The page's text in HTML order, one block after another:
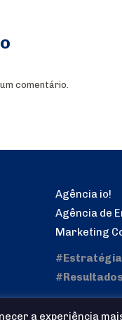
comentário.
Agência io!
Agência de
Marketing
a experiência